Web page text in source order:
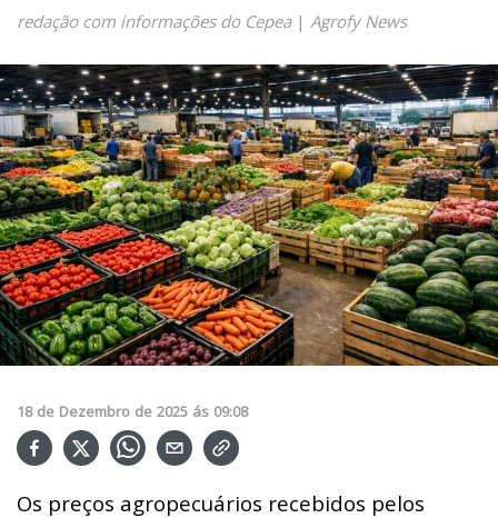
redação com informações do Cepea| Agrofy News
18 de Dezembro de 2025 ás 09:08
Os preços agropecuários recebidos pelos